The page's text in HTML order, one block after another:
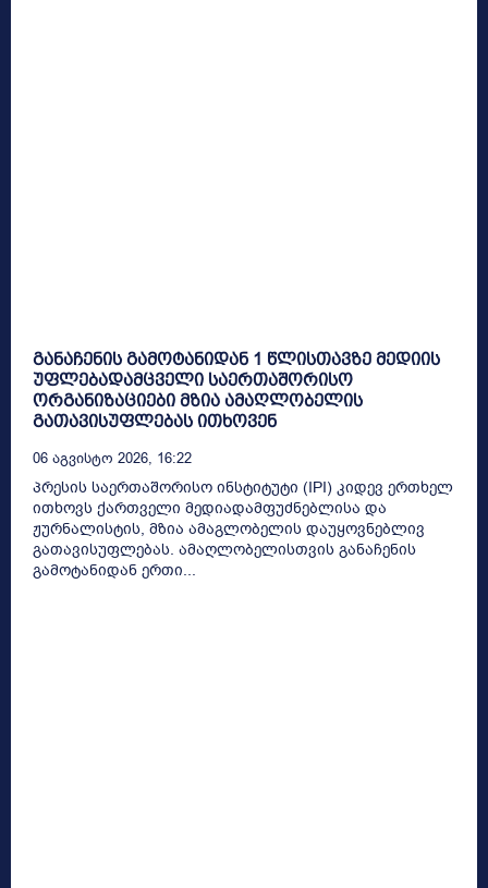
განაჩენის გამოტანიდან 1 წლისთავზე მედიის
უფლებადამცველი საერთაშორისო
ორგანიზაციები მზია ამაღლობელის
გათავისუფლებას ითხოვენ
06 Აგვისტო 2026, 16:22
პრესის საერთაშორისო ინსტიტუტი (IPI) კიდევ ერთხელ
ითხოვს ქართველი მედიადამფუძნებლისა და
ჟურნალისტის, მზია ამაგლობელის დაუყოვნებლივ
გათავისუფლებას. ამაღლობელისთვის განაჩენის
გამოტანიდან ერთი...